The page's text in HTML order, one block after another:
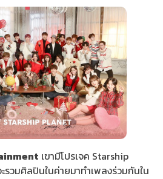
เขามีโปรเจค Starship
รวมศิลปินในค่ายมาทำเพลงร่วมกันใน